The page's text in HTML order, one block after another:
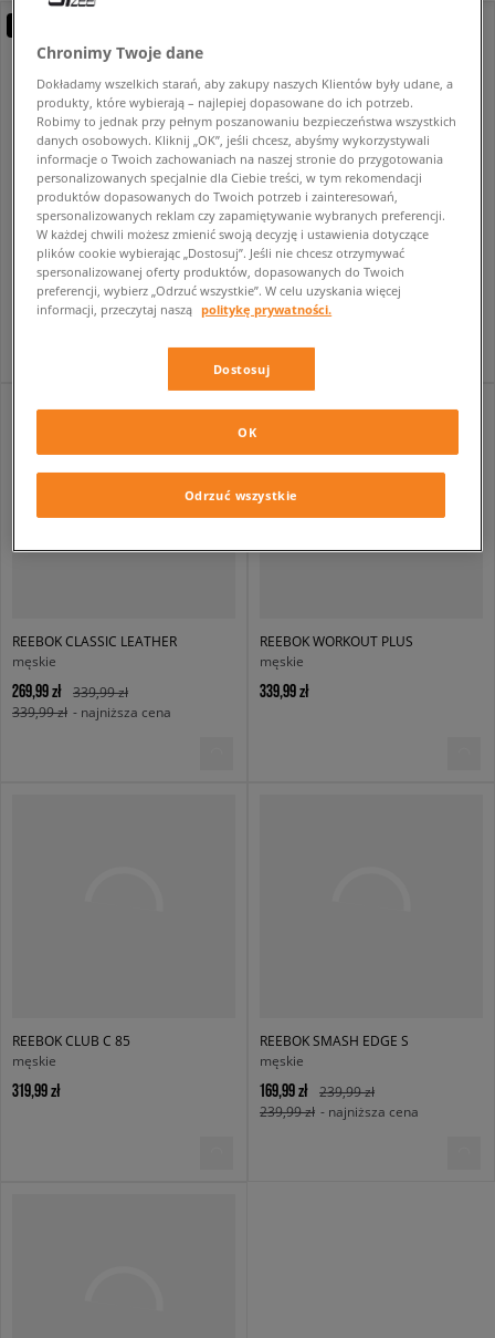
-10% za min. 350 zł kod: LUCK
REEBOK CLUB C 85
męskie
359,99 zł
REEBOK GL8900
męskie
239,99 zł
REEBOK CLASSIC LEATHER
męskie
269,99 zł
339,99 zł
339,99 zł - najniższa cena
REEBOK WORKOUT PLUS
męskie
339,99 zł
REEBOK CLUB C 85
męskie
319,99 zł
REEBOK SMASH EDGE S
męskie
169,99 zł
239,99 zł
239,99 zł - najniższa cena
Chronimy Twoje dane
Dokładamy wszelkich starań, aby zakupy naszych Klientów były udane, a
produkty, które wybierają – najlepiej dopasowane do ich potrzeb.
Robimy to jednak przy pełnym poszanowaniu bezpieczeństwa wszystkich
danych osobowych. Kliknij „OK”, jeśli chcesz, abyśmy wykorzystywali
informacje o Twoich zachowaniach na naszej stronie do przygotowania
personalizowanych specjalnie dla Ciebie treści, w tym rekomendacji
produktów dopasowanych do Twoich potrzeb i zainteresowań,
spersonalizowanych reklam czy zapamiętywanie wybranych preferencji.
W każdej chwili możesz zmienić swoją decyzję i ustawienia dotyczące
plików cookie wybierając „Dostosuj”. Jeśli nie chcesz otrzymywać
spersonalizowanej oferty produktów, dopasowanych do Twoich
preferencji, wybierz „Odrzuć wszystkie”. W celu uzyskania więcej
informacji, przeczytaj naszą politykę prywatności.
Dostosuj
Odrzuć wszystkie
OK